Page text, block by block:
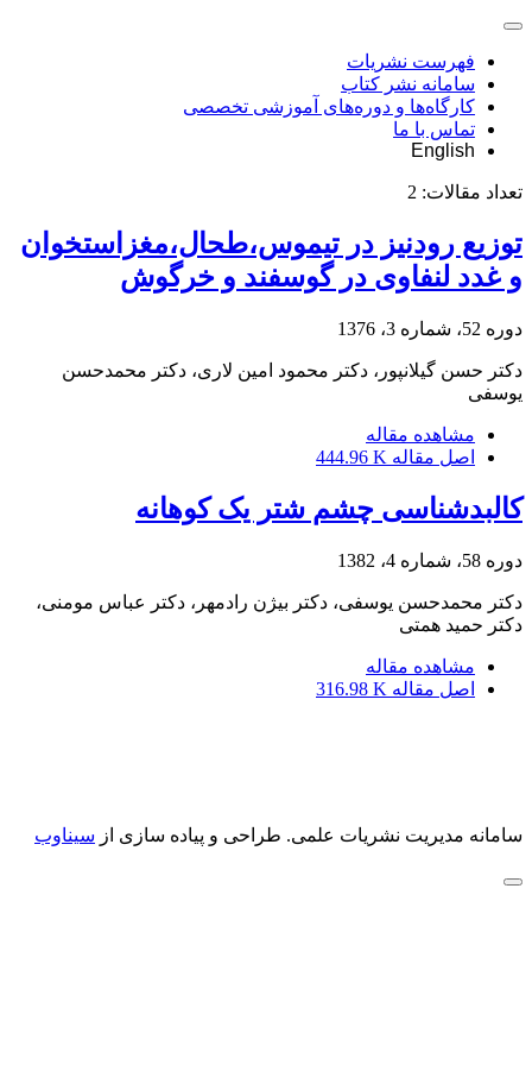
فهرست نشریات
سامانه نشر کتاب
کارگاه‌ها و دوره‌های آموزشی تخصصی
تماس با ما
English
تعداد مقالات: 2
توزیع رودنیز در تیموس،طحال،مغزاستخوان
و غدد لنفاوی در گوسفند و خرگوش
دوره 52، شماره 3، 1376
دکتر حسن گیلانپور، دکتر محمود امین لاری، دکتر محمدحسن
یوسفی
مشاهده مقاله
اصل مقاله 444.96 K
کالبدشناسی چشم شتر یک کوهانه
دوره 58، شماره 4، 1382
دکتر محمدحسن یوسفی، دکتر بیژن رادمهر، دکتر عباس مومنی،
دکتر حمید همتی
مشاهده مقاله
اصل مقاله 316.98 K
سامانه مدیریت نشریات علمی. طراحی و پیاده سازی از سیناوب